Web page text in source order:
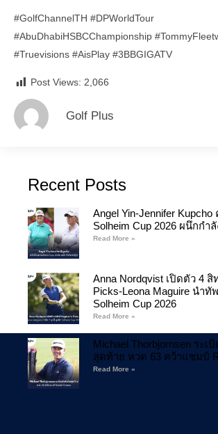
#GolfChannelTH #DPWorldTour
#AbuDhabiHSBCChampionship
#Truevisions #AisPlay #3BBGIGATV
Post Views: 2,066
Golf Plus
Recent Posts
Angel Yin-Jennifer Kupcho
Solheim Cup 2026 ผนึกกำ
Read More »
Anna Nordqvist เปิดตัว 4 สิ
Picks-Leona Maguire นำทั
Solheim Cup 2026
Read More »
Michael Thorbjornsen ระเ
สุดท้าย หวด 63 คว้าแชมป์
Read More »